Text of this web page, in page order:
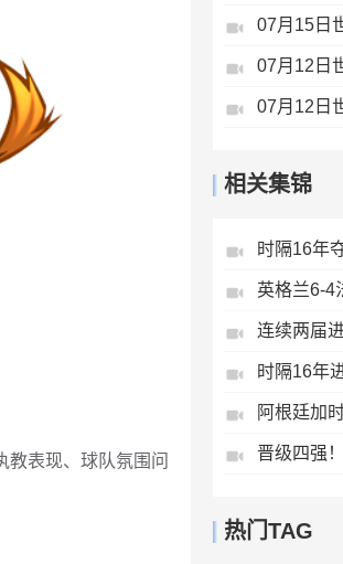
表现、球队氛围问
相关集锦
热门TAG